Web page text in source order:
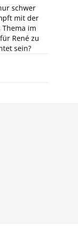
schwer
mit der
im
René zu
sein?